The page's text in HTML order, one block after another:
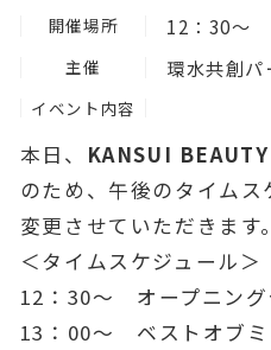
開催場所 12：30～
主催 環水共創パ
イベント内容
本日、 KANSUI
のため、午後のタイムス
変更させていただきます。
＜タイムスケジュール＞
12：30～ オープニング
13：00～ ベストオブ